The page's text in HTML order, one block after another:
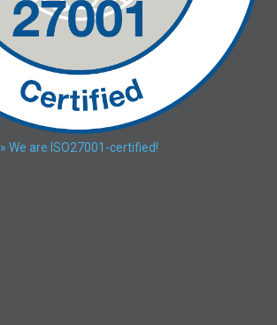
» We are ISO27001-certified!